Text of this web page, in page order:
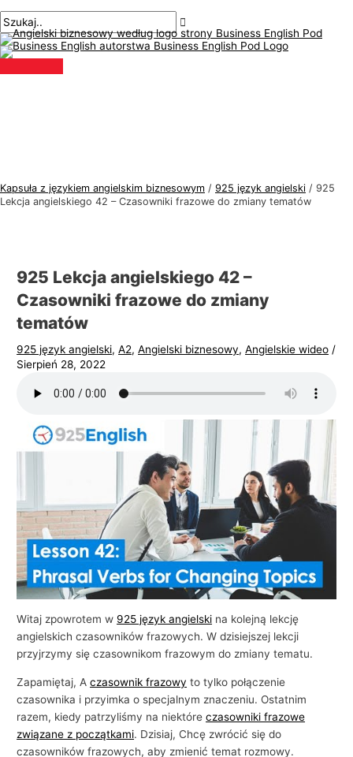
do
treści
główne
Kapsuła z językiem angielskim biznesowym / 925 język angielski / 925
Lekcja angielskiego 42 – Czasowniki frazowe do zmiany tematów
925 Lekcja angielskiego 42 –
Czasowniki frazowe do zmiany
tematów
925 język angielski,A2,Angielski biznesowy,Angielskie wideo /
Sierpień 28, 2022
Witaj zpowrotem w 925 język angielski na kolejną lekcję
angielskich czasowników frazowych. W dzisiejszej lekcji
przyjrzymy się czasownikom frazowym do zmiany tematu.
Zapamiętaj, Aczasownik frazowy to tylko połączenie
czasownika i przyimka o specjalnym znaczeniu. Ostatnim
razem, kiedy patrzyliśmy na niektóreczasowniki frazowe
związane z początkami. Dzisiaj, Chcę zwrócić się do
czasowników frazowych, aby zmienić temat rozmowy.
po
wpisach
tutaj..
mail*
T
e
m
a
ę
a
a
n
g
i
e
g
o
w
b
z
i
e
S
z
u
k